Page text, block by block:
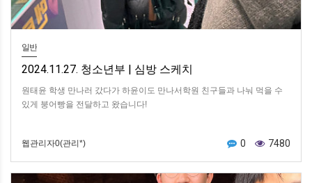
일반
2024.11.27. 청소년부 | 심방 스케치
원태윤 학생 만나러 갔다가 하윤이도 만나서학원 친구들과 나눠 먹을 수
있게 붕어빵을 전달하고 왔습니다!
웹관리자0(관리*) 0 7480